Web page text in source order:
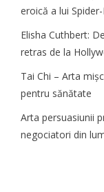
eroică a lui
Elisha Cuthbert:
retras de la
Tai Chi – Arta
pentru sănătate
Arta persuasiunii
negociatori din